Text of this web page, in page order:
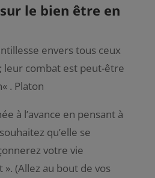
le bien être en
envers tous ceux
leur combat est peut-être
« . Platon
à l’avance en pensant à
qu’elle se
votre vie
t ». (Allez au bout de vos